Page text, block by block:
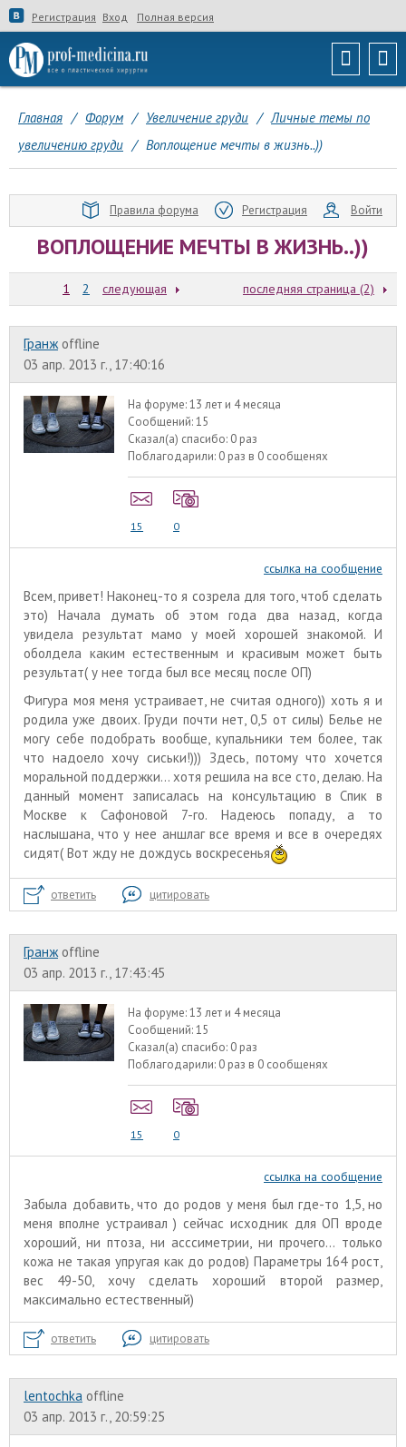
Регистрация Вход Полная версия
Главная / Форум / Увеличение груди / Личные темы по
увеличению груди / Воплощение мечты в жизнь..))
Правила форума Регистрация Войти
ВОПЛОЩЕНИЕ МЕЧТЫ В ЖИЗНЬ..))
1 2 следующая последняя страница (2)
Гранж offline
03 апр. 2013 г., 17:40:16
На форуме:13 лет и 4 месяца
Сообщений:15
Сказал(а) спасибо: 0 раз
Поблагодарили: 0 раз в 0 сообщенях
15 0
ссылка на сообщение
Всем, привет! Наконец-то я созрела для того, чтоб сделать
это) Начала думать об этом года два назад, когда
увидела результат мамо у моей хорошей знакомой. И
оболдела каким естественным и красивым может быть
результат( у нее тогда был все месяц после ОП)
Фигура моя меня устраивает, не считая одного)) хоть я и
родила уже двоих. Груди почти нет, 0,5 от силы) Белье не
могу себе подобрать вообще, купальники тем более, так
что надоело хочу сиськи!))) Здесь, потому что хочется
моральной поддержки... хотя решила на все сто, делаю. На
данный момент записалась на консультацию в Спик в
Москве к Сафоновой 7-го. Надеюсь попаду, а то
наслышана, что у нее аншлаг все время и все в очередях
сидят( Вот жду не дождусь воскресенья
ответить цитировать
Гранж offline
03 апр. 2013 г., 17:43:45
На форуме:13 лет и 4 месяца
Сообщений:15
Сказал(а) спасибо: 0 раз
Поблагодарили: 0 раз в 0 сообщенях
15 0
ссылка на сообщение
Забыла добавить, что до родов у меня был где-то 1,5, но
меня вполне устраивал ) сейчас исходник для ОП вроде
хороший, ни птоза, ни асссиметрии, ни прочего... только
кожа не такая упругая как до родов) Параметры 164 рост,
вес 49-50, хочу сделать хороший второй размер,
максимально естественный)
ответить цитировать
lentochka offline
03 апр. 2013 г., 20:59:25